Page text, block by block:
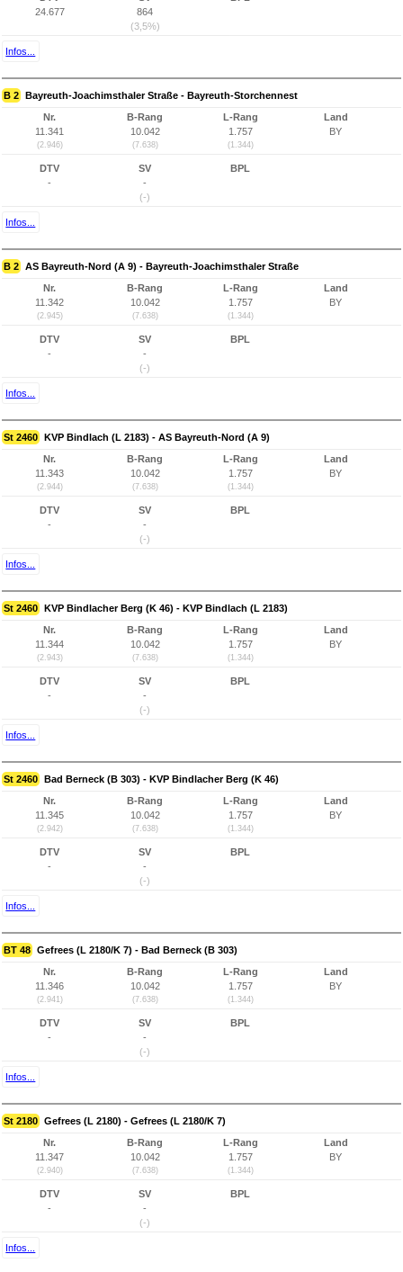
24.677
864
(3,5%)
Infos...
B 2 Bayreuth-Joachimsthaler Straße - Bayreuth-Storchennest
Nr.
11.341
(2.946)
B-Rang
10.042
(7.638)
L-Rang
1.757
(1.344)
Land
BY
DTV
-
SV
-
(-)
BPL
Infos...
B 2 AS Bayreuth-Nord (A 9) - Bayreuth-Joachimsthaler Straße
Nr.
11.342
(2.945)
B-Rang
10.042
(7.638)
L-Rang
1.757
(1.344)
Land
BY
DTV
-
SV
-
(-)
BPL
Infos...
St 2460 KVP Bindlach (L 2183) - AS Bayreuth-Nord (A 9)
Nr.
11.343
(2.944)
B-Rang
10.042
(7.638)
L-Rang
1.757
(1.344)
Land
BY
DTV
-
SV
-
(-)
BPL
Infos...
St 2460 KVP Bindlacher Berg (K 46) - KVP Bindlach (L 2183)
Nr.
11.344
(2.943)
B-Rang
10.042
(7.638)
L-Rang
1.757
(1.344)
Land
BY
DTV
-
SV
-
(-)
BPL
Infos...
St 2460 Bad Berneck (B 303) - KVP Bindlacher Berg (K 46)
Nr.
11.345
(2.942)
B-Rang
10.042
(7.638)
L-Rang
1.757
(1.344)
Land
BY
DTV
-
SV
-
(-)
BPL
Infos...
BT 48 Gefrees (L 2180/K 7) - Bad Berneck (B 303)
Nr.
11.346
(2.941)
B-Rang
10.042
(7.638)
L-Rang
1.757
(1.344)
Land
BY
DTV
-
SV
-
(-)
BPL
Infos...
St 2180 Gefrees (L 2180) - Gefrees (L 2180/K 7)
Nr.
11.347
(2.940)
B-Rang
10.042
(7.638)
L-Rang
1.757
(1.344)
Land
BY
DTV
-
SV
-
(-)
BPL
Infos...